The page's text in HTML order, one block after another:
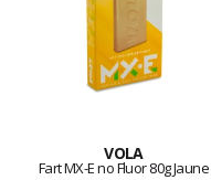
VOLA
Fart MX-E no Fluor 80g Jaune